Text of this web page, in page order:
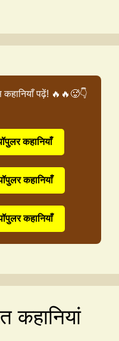
पढ़ें! 🔥🔥🥵👇
कहानियाँ
कहानियाँ
कहानियाँ
कहानियां